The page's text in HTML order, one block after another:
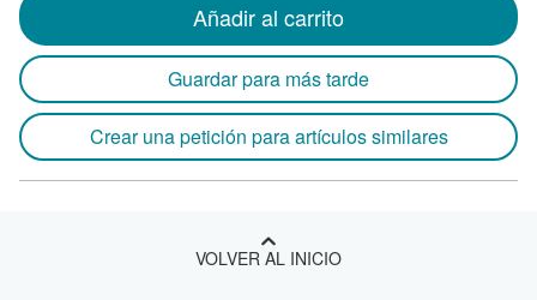
Añadir al carrito
Guardar para más tarde
Crear una petición para artículos similares
VOLVER AL INICIO